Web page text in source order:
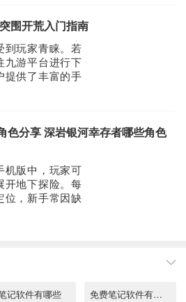
锁更多强大功能：
随意访问笔记
legal/privacy.php
legal/tos.php
获取首发资格及
围开荒入门指南
到玩家青睐。若
九游平台进行下
提供了丰富的手
时礼包领取通
限。从已释出的
Roguelike机制
色分享 深岩银河幸存者哪些角色
机版中，玩家可
开地下探险。每
位，新手常因缺
结合各职业的
可实现快速位
记软件有哪些 免费笔记软件有哪些